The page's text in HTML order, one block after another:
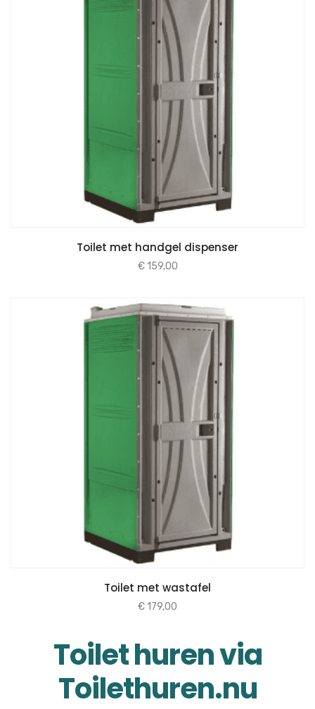
Toilet met handgel dispenser
€159,00
Toilet met wastafel
€179,00
Toilet huren via
Toilethuren.nu